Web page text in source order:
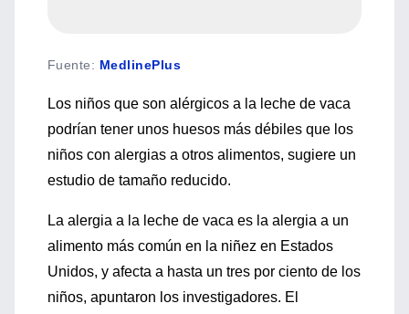
Fuente: MedlinePlus
Los niños que son alérgicos a la leche de vaca
podrían tener unos huesos más débiles que los
niños con alergias a otros alimentos, sugiere un
estudio de tamaño reducido.
La alergia a la leche de vaca es la alergia a un
alimento más común en la niñez en Estados
Unidos, y afecta a hasta un tres por ciento de los
niños, apuntaron los investigadores. El